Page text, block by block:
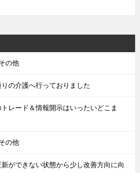
の他
の介護へ行っておりました
レード＆情報開示はいったいどこま
の他
ができない状態から少し改善方向に向